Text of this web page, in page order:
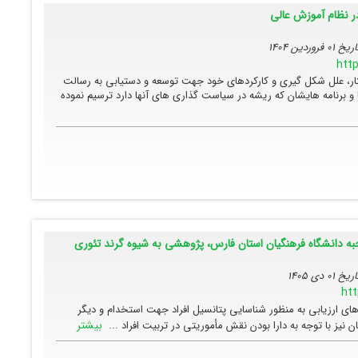
نظام آموزش عالی
01 فروردین 1404
علل شکل گیری و کارکردهای خود جهت توسعه و دستیابی به رسالت
هایشان که ریشه در سیاست گذاری های آنها دارد ترسیم نموده
دانشگاه فرهنگیان استان فارس، پژوهشی به شیوه گرند تئوری
01 دی 1405
ارزیابی به منظور شناسایی پتانسیل افراد جهت استخدام و دیگر
با توجه به دارا بودن نقش مأموریتی در تربیت افراد ... بیشتر